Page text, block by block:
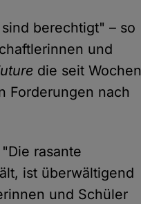
berechtigt" – so
und
die seit Wochen
Forderungen nach
rasante
ist überwältigend
und Schüler